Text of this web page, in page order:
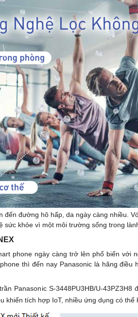
đến đường hô hấp, da ngày càng nhiều.
sức khỏe vì một môi trường sống trong
phone ngày càng trở lên phổ biến với
thì đến nay Panasonic là hãng
Panasonic S-3448PU3HB/U-43PZ3H8
khiển tích hợp IoT, nhiều ứng dụng có thể